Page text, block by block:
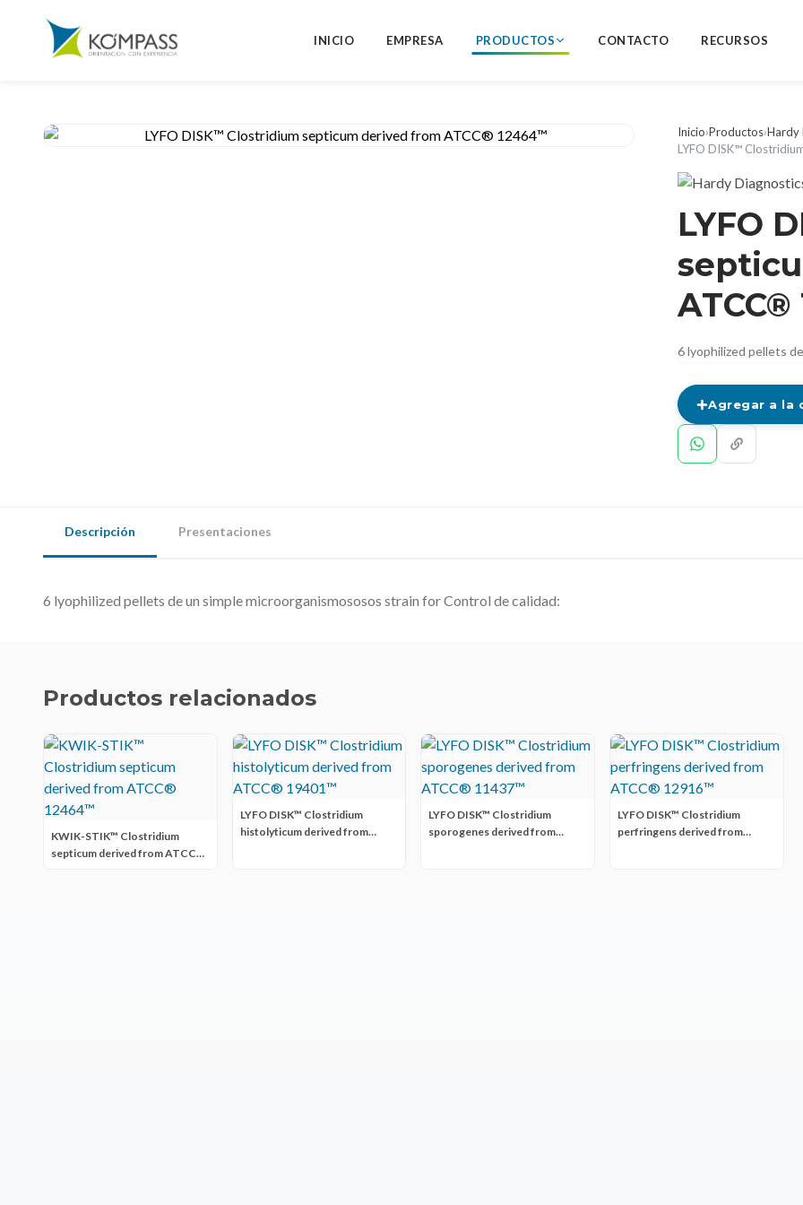
INICIO EMPRESA PRODUCTOS CONTACTO RECURSOS
Inicio›Productos›Hardy
LYFO DISK™
LYFO
6 lyophilized pellets
Agregar a la
Descripción Presentaciones
6 lyophilized pellets de un simple microorganismososos strain for Control de calidad:
Productos relacionados
KWIK-STIK™ Clostridium
septicum derived from ATCC®
LYFO DISK™ Clostridium
histolyticum derived from
LYFO DISK™ Clostridium
sporogenes derived from
LYFO DISK™ Clostridium
perfringens derived from